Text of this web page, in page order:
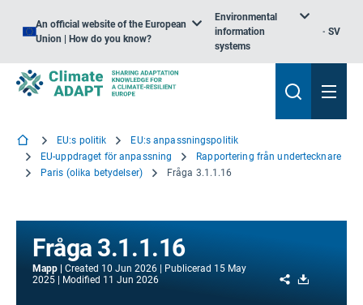
An official website of the European
Union | How do you know?
Environmental
information
systems
SV
EU:s politik
EU:s anpassningspolitik
EU-uppdraget för anpassning
Rapportering från undertecknare
Paris (olika betydelser)
Fråga 3.1.1.16
Fråga 3.1.1.16
Mapp Created 10 Jun 2026 Publicerad 15 May
2025
Modified 11 Jun 2026 Share